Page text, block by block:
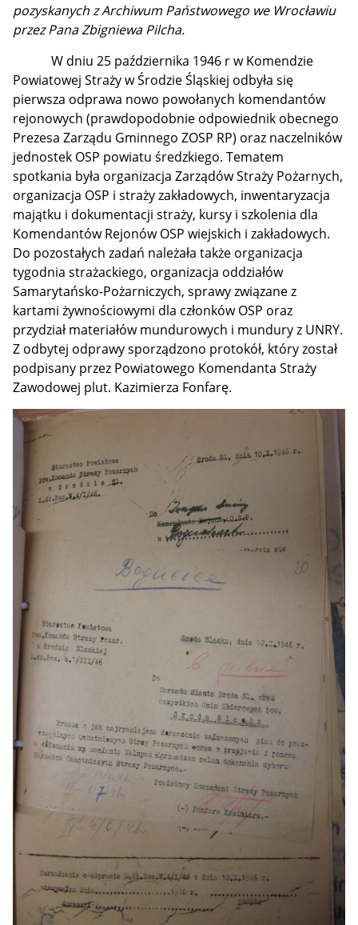
pozyskanych z Archiwum Państwowego we Wrocławiu
przez Pana Zbigniewa Pilcha.
W dniu 25 października 1946 r w Komendzie
Powiatowej Straży w Środzie Śląskiej odbyła się
pierwsza odprawa nowo powołanych komendantów
rejonowych (prawdopodobnie odpowiednik obecnego
Prezesa Zarządu Gminnego ZOSP RP) oraz naczelników
jednostek OSP powiatu średzkiego. Tematem
spotkania była organizacja Zarządów Straży Pożarnych,
organizacja OSP i straży zakładowych, inwentaryzacja
majątku i dokumentacji straży, kursy i szkolenia dla
Komendantów Rejonów OSP wiejskich i zakładowych.
Do pozostałych zadań należała także organizacja
tygodnia strażackiego, organizacja oddziałów
Samarytańsko-Pożarniczych, sprawy związane z
kartami żywnościowymi dla członków OSP oraz
przydział materiałów mundurowych i mundury z UNRY.
Z odbytej odprawy sporządzono protokół, który został
podpisany przez Powiatowego Komendanta Straży
Zawodowej plut. Kazimierza Fonfarę.